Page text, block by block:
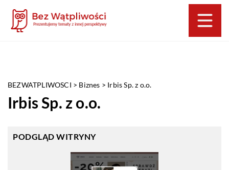
BEZWATPLIWOSCI > Biznes > Irbis Sp. z o.o.
Irbis Sp. z o.o.
PODGLĄD WITRYNY